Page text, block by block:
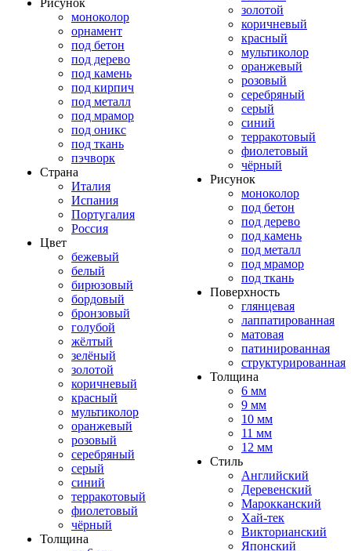
Рисунок
моноколор
орнамент
под бетон
под дерево
под камень
под кирпич
под металл
под мрамор
под оникс
под ткань
пэчворк
Страна
Италия
Испания
Португалия
Россия
Цвет
бежевый
белый
бирюзовый
бордовый
бронзовый
голубой
жёлтый
зелёный
золотой
коричневый
красный
мультиколор
оранжевый
розовый
серебряный
серый
синий
терракотовый
фиолетовый
чёрный
Толщина
золотой
коричневый
красный
мультиколор
оранжевый
розовый
серебряный
серый
синий
терракотовый
фиолетовый
чёрный
Рисунок
моноколор
под бетон
под дерево
под камень
под металл
под мрамор
под ткань
Поверхность
глянцевая
лаппатированная
матовая
патинированная
структурированная
Толщина
6 мм
9 мм
10 мм
11 мм
12 мм
Стиль
Английский
Деревенский
Марокканский
Хай-тек
Викторианский
Японский